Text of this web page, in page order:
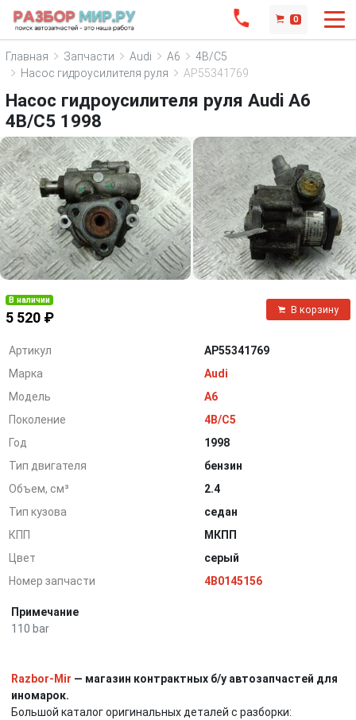
0
Главная Запчасти Audi A6
4B/C5
Насос гидроусилителя руля
AP55341769
Насос гидроусилителя руля Audi A6
4B/C5 1998
В наличии
5 520 ₽
В корзину
Артикул
AP55341769
Марка
Audi
Модель
A6
Поколение
4B/C5
Год
1998
Тип двигателя
бензин
Объем, см³
2.4
Тип кузова
седан
КПП
МКПП
Цвет
серый
Номер запчасти
4B0145156
Примечание
110 bar
Razbor-Mir — магазин контрактных б/у автозапчастей для
иномарок.
Большой каталог оригинальных деталей с разборки: